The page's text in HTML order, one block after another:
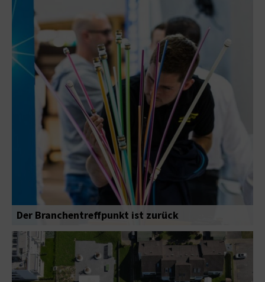
Der Branchentreffpunkt ist zurück